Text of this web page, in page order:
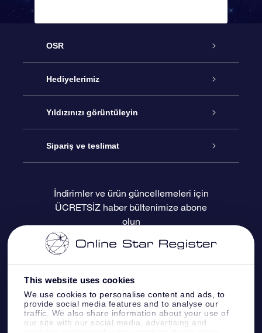
This website uses cookies
We use cookies to personalise content and ads, to
provide social media features and to analyse our
traffic. We also share information about your use of
our site with our social media, advertising and
tek kelimeyle en şaşırtıcı, en
herkese anlatmak için
OSR
Hizmet
İletişim
Blogu
Değerlendirmeler
Hediyelerimiz
Çevrimiçi Yıldız Hediyesi
OSR Hediye Paketi
OSR Hediye Kartı
Kurumsal hediyeler
Yıldızınızı görüntüleyin
Star Register
Kişiselleştirilmiş Yıldız Sayfası
Bir Milyon Yıldız
OSR Starsaver
Fly me to the stars VR sanal gerçeklik
uygulaması
Sipariş ve teslimat
Ödeme bilgileri
Sevkiyat bilgileri
İade Politikası
Takımyıldızı
İndirimler ve ürün güncellemeleri için
ÜCRETSİZ haber bültenimize abone
olun